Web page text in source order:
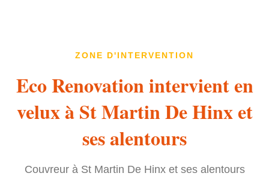
ZONE D'INTERVENTION
Eco Renovation intervient en
velux à St Martin De Hinx et
ses alentours
Couvreur à St Martin De Hinx et ses alentours